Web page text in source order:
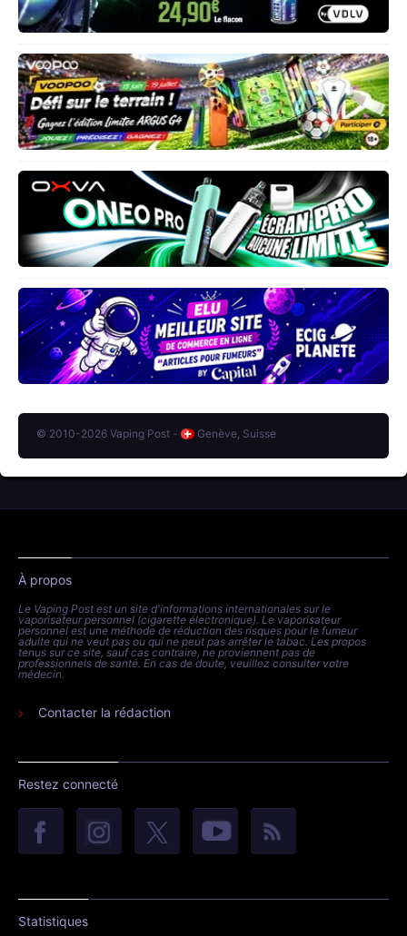
© 2010-2026 Vaping Post - Genève, Suisse
À propos
Le Vaping Post est un site d'informations internationales sur le
vaporisateur personnel (cigarette électronique). Le vaporisateur
personnel est une méthode de réduction des risques pour le fumeur
adulte qui ne veut pas ou qui ne peut pas arrêter le tabac. Les propos
tenus sur ce site, sauf cas contraire, ne proviennent pas de
professionnels de santé. En cas de doute, veuillez consulter votre
médecin.
Contacter la rédaction
Restez connecté
Statistiques